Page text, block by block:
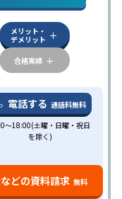
メリット・
デメリット
合格実績
電話する 通話料無料
～18:00(土曜・日曜・祝日
を除く)
どの資料請求 無料